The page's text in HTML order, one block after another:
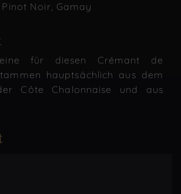
Noir, Gamay
für diesen Crémant de
hauptsächlich aus dem
Côte Chalonnaise und aus